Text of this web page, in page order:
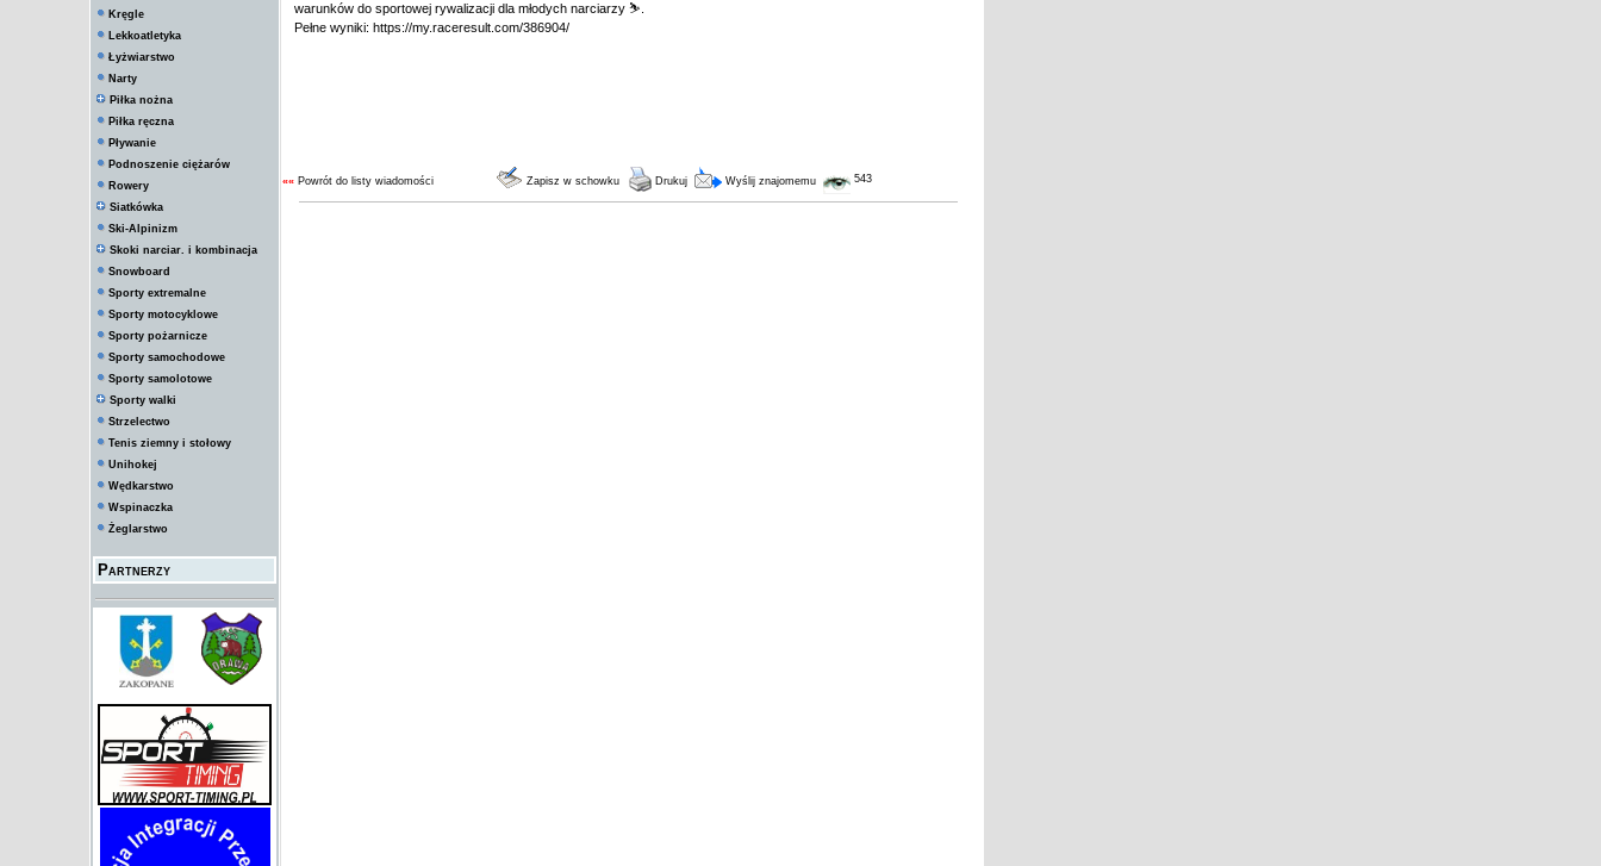
Kręgle
Lekkoatletyka
Łyżwiarstwo
Narty
Piłka nożna
Piłka ręczna
Pływanie
Podnoszenie ciężarów
Rowery
Siatkówka
Ski-Alpinizm
Skoki narciar. i kombinacja
Snowboard
Sporty extremalne
Sporty motocyklowe
Sporty pożarnicze
Sporty samochodowe
Sporty samolotowe
Sporty walki
Strzelectwo
Tenis ziemny i stołowy
Unihokej
Wędkarstwo
Wspinaczka
Żeglarstwo
Partnerzy
warunków do sportowej rywalizacji dla młodych narciarzy ⛷️.
Pełne wyniki: https://my.raceresult.com/386904/
«« Powrót do listy wiadomości Zapisz w schowku Drukuj Wyślij znajomemu 543